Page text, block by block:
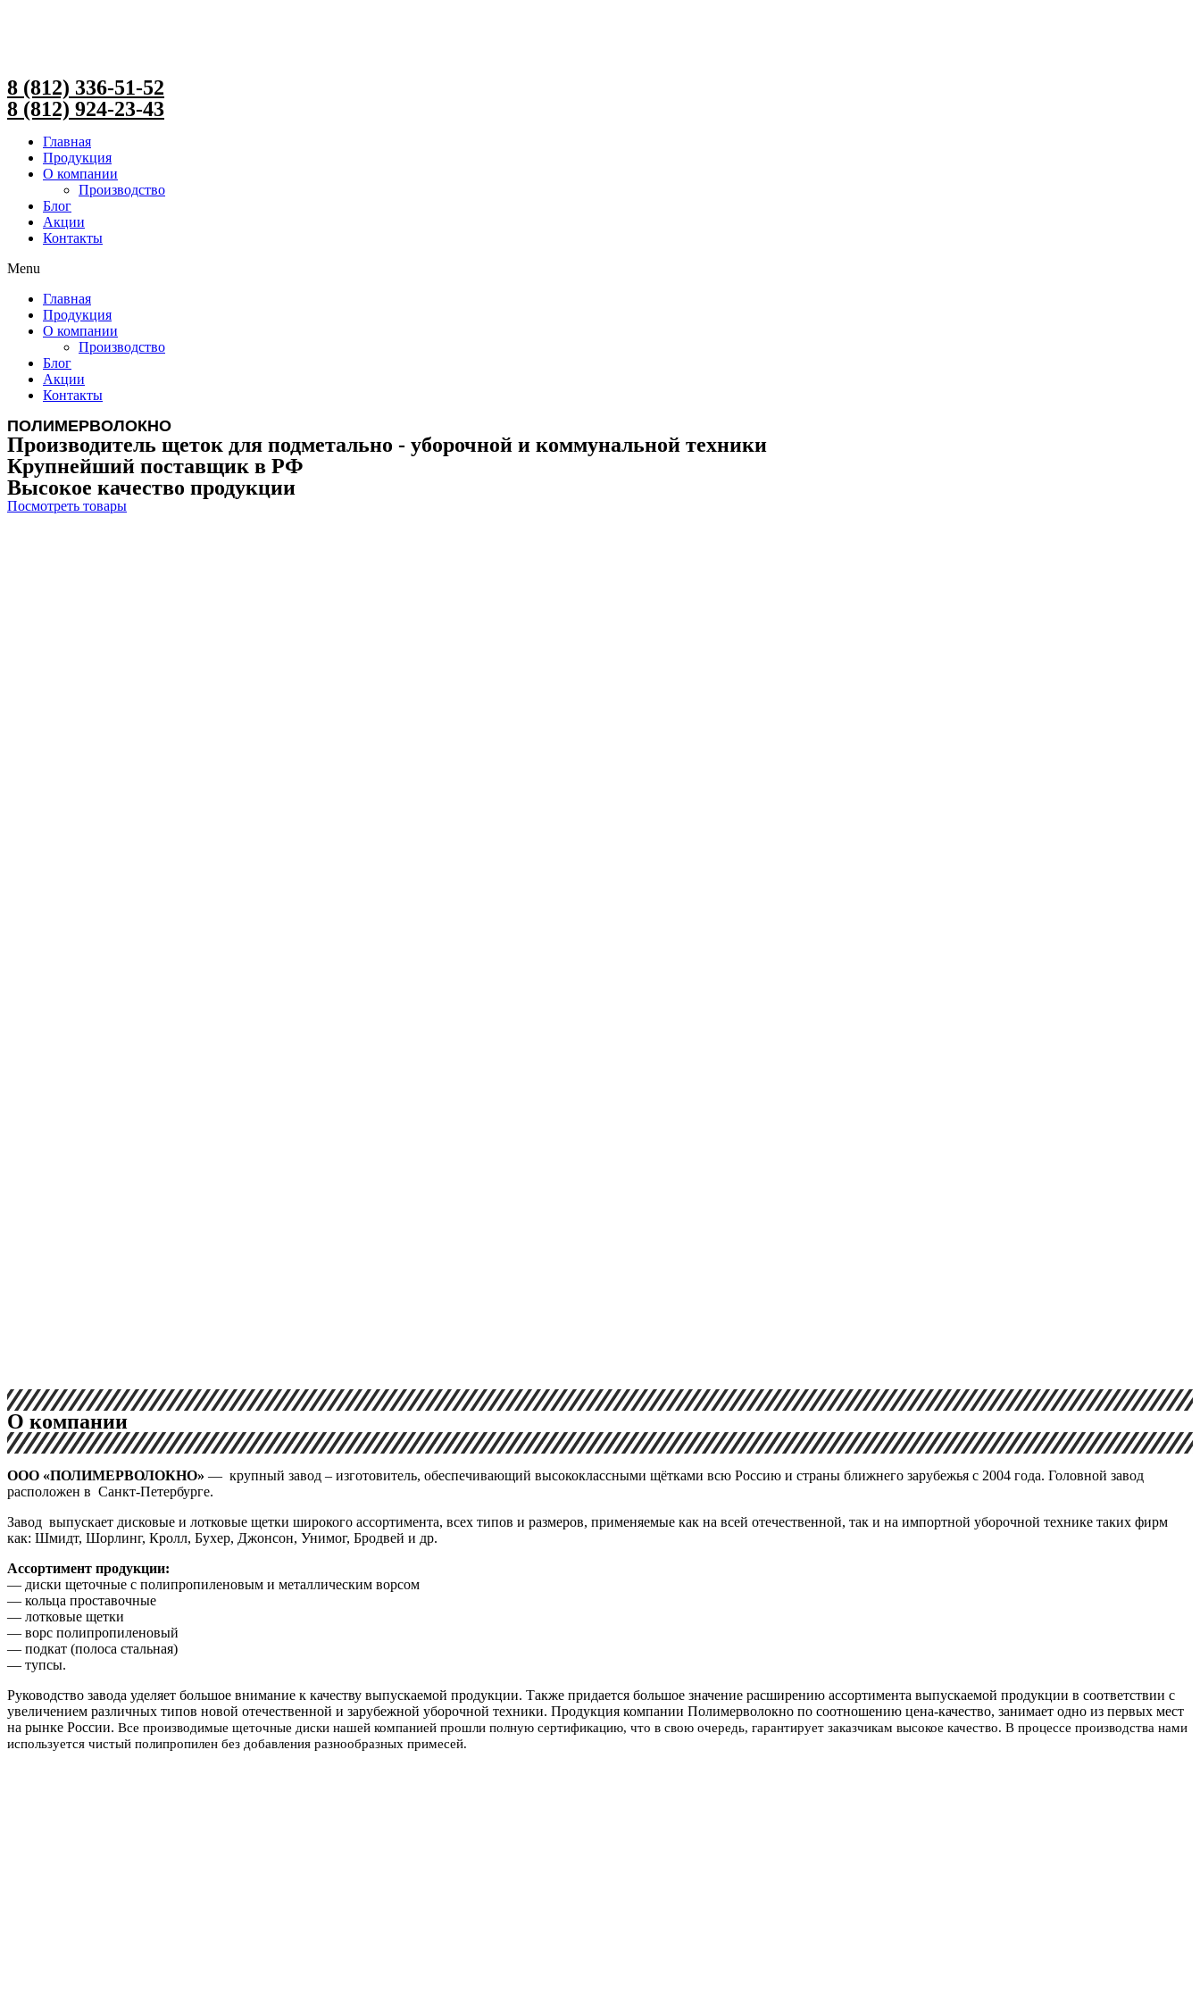
8 (812) 336-51-52
8 (812) 924-23-43
Главная
Продукция
О компании
Производство
Блог
Акции
Контакты
Menu
Главная
Продукция
О компании
Производство
Блог
Акции
Контакты
ПОЛИМЕРВОЛОКНО
Производитель щеток для подметально - уборочной и коммунальной техники
Крупнейший поставщик в РФ
Высокое качество продукции
Посмотреть товары
О компании
ООО «ПОЛИМЕРВОЛОКНО» — крупный завод – изготовитель, обеспечивающий высококлассными щётками всю Россию и страны ближнего зарубежья с 2004 года. Головной завод
расположен в Санкт-Петербурге.
Завод выпускает дисковые и лотковые щетки широкого ассортимента, всех типов и размеров, применяемые как на всей отечественной, так и на импортной уборочной технике таких фирм
как: Шмидт, Шорлинг, Кролл, Бухер, Джонсон, Унимог, Бродвей и др.
Ассортимент продукции:
— диски щеточные с полипропиленовым и металлическим ворсом
— кольца проставочные
— лотковые щетки
— ворс полипропиленовый
— подкат (полоса стальная)
— тупсы.
Руководство завода уделяет большое внимание к качеству выпускаемой продукции. Также придается большое значение расширению ассортимента выпускаемой продукции в соответствии с
увеличением различных типов новой отечественной и зарубежной уборочной техники. Продукция компании Полимерволокно по соотношению цена-качество, занимает одно из первых мест
на рынке России. Все производимые щеточные диски нашей компанией прошли полную сертификацию, что в свою очередь, гарантирует заказчикам высокое качество. В процессе производства нами
используется чистый полипропилен без добавления разнообразных примесей.